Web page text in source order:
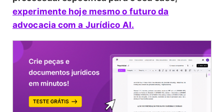
experimente hoje mesmo o futuro da
advocacia com a Jurídico AI.